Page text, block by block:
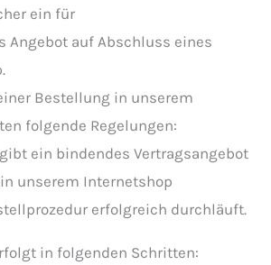
ein für
Angebot auf Abschluss eines
Bestellung in unserem
folgende Regelungen:
ein bindendes Vertragsangebot
unserem Internetshop
erfolgreich durchläuft.
in folgenden Schritten: